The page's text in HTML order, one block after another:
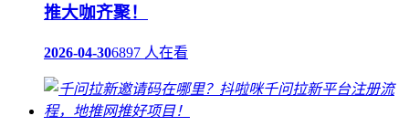
推大咖齐聚！
2026-04-306897 人在看